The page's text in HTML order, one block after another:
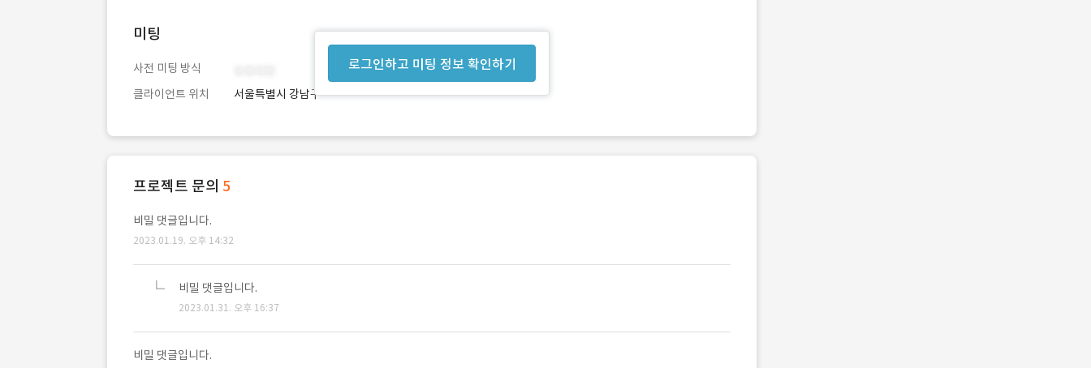
로그인하고 미팅 정보 확인하기
미팅
사전 미팅 방식
클라이언트 위치
서울특별시 강남구
프로젝트 문의 5
비밀 댓글입니다.
2023.01.19. 오후 14:32
비밀 댓글입니다.
2023.01.31. 오후 16:37
비밀 댓글입니다.